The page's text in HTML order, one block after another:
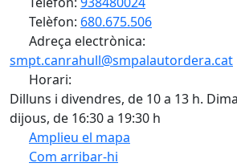
Telèfon: 680.675.506
Adreça electrònica:
smpt.canrahull@smpalautordera.cat
Horari:
Dilluns i divendres, de 10 a 13 h.
dijous, de 16:30 a 19:30 h
Amplieu el mapa
Com arribar-hi